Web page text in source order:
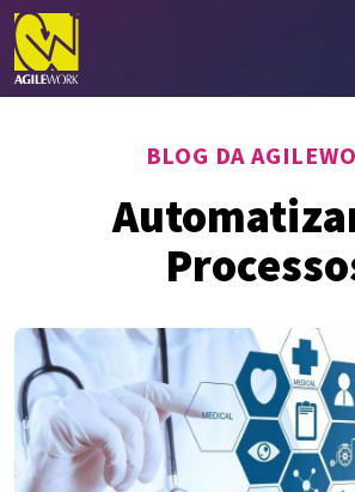
BLOG DA